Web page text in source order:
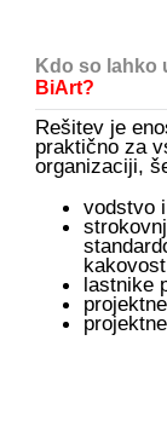
Kdo so lahko
BiArt?
Rešitev je
praktično za
organizaciji,
vodstvo
lastnike